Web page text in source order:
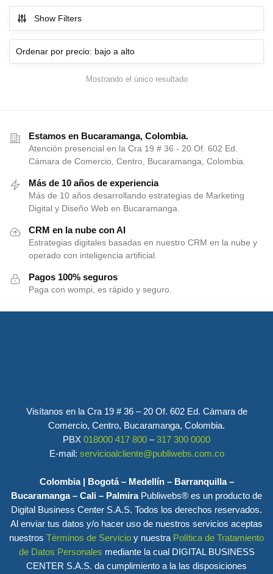
Show Filters
Mostrando el único resultado
Estamos en Bucaramanga, Colombia.
Atención presencial en la Cra 19 # 36 - 20 Of. 602 Ed.
Cámara de Comercio, Centro, Bucaramanga, Colombia.
Más de 10 años de experiencia
Más de 10 años desarrollando estrategias de Marketing
Digital y Diseño Web en Bucaramanga.
CRM en la nube con AI
Estrategias digitales basadas en nuestro CRM en la nube y
operado con inteligencia artificial.
Pagos 100% seguros
Paga con wompi, es rápido y seguro.
Visítanos en la Cra 19 # 36 – 20 Of. 602 Ed. Cámara de
Comercio, Centro, Bucaramanga, Colombia.
PBX 018000 417 800 –317 300 0000
E-mail: servicioalcliente@publiwebs.com.co
Colombia | Bogotá – Medellín – Barranquilla –
Bucaramanga – Cali – PalmiraPubliwebs® es un producto de
Digital Business Center S.A.S. Todos los derechos reservados.
Al enviar tus datos y/o hacer uso de nuestros servicios aceptas
nuestros Términos de Servicio y nuestra Política de Tratamiento
de Datos Personales mediante la cual DIGITAL BUSINESS
CENTER S.A.S. da cumplimiento a la las disposiciones